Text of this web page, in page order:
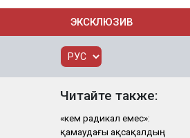
ЭКСКЛЮЗИВ
Читайте также:
«Әкем радикал емес»:
қамаудағы ақсақалдың